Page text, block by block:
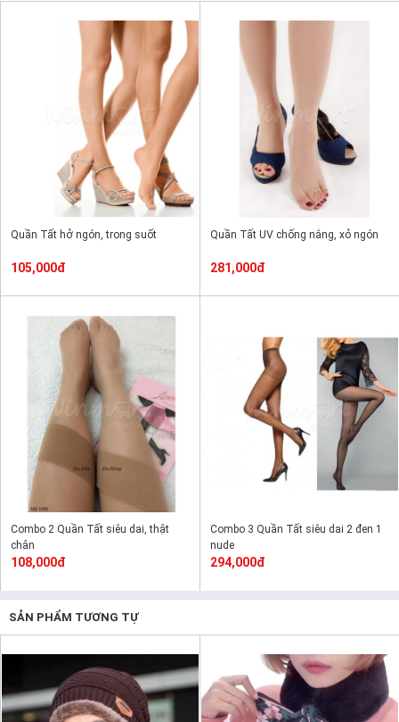
Quần Tất hở ngón, trong suốt
105,000đ
Quần Tất UV chống nắng, xỏ ngón
281,000đ
Combo 2 Quần Tất siêu dai, thật
chân
108,000đ
Combo 3 Quần Tất siêu dai 2 đen 1
nude
294,000đ
SẢN PHẨM TƯƠNG TỰ